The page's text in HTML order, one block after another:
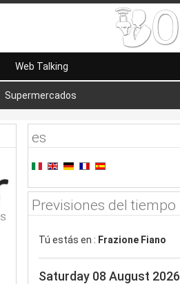
Supermercados
Web Talking
es
Previsiones del tiempo
Tú estás en : Frazione Fiano
Saturday 08 August 2026